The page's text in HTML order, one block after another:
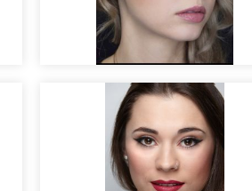
Maquillaje para sesión de